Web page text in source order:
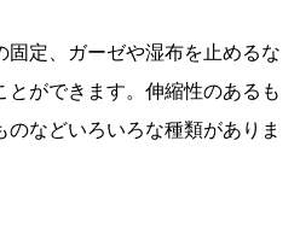
定、ガーゼや湿布を止めるな
とができます。伸縮性のあるも
などいろいろな種類がありま